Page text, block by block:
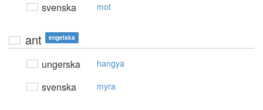
svenska mot
ant engelska
ungerska hangya
svenska myra